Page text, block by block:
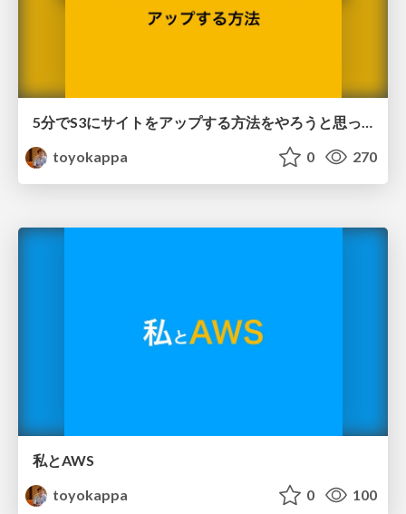
5分でS3にサイトをアップする方法をやろうと思ったら90分ハマり倒した話
toyokappa
0 270
私とAWS
toyokappa
0 100